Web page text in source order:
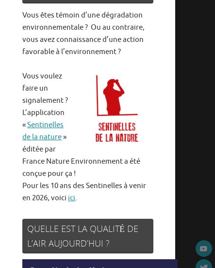
Vous êtes témoin d’une dégradation
environnementale ? Ou au contraire,
vous avez connaissance d’une action
favorable à l’environnement ?
Vous voulez
faire un
signalement ?
L’application
«Sentinelles
de la nature»
éditée par
France Nature Environnement a été
conçue pour ça !
Pour les 10 ans des Sentinelles à venir
en 2026, voici ici.
QUELLE EST LA QUALITÉ DE
L’AIR AUJOURD’HUI ?